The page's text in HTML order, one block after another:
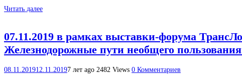
Читать далее
07.11.2019 в рамках выставки-форума
Железнодорожные пути необщего
08.11.201912.11.20197 лет ago 2482 Views 0 Комментариев